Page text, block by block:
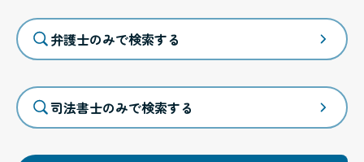
弁護士のみで検索する
司法書士のみで検索する